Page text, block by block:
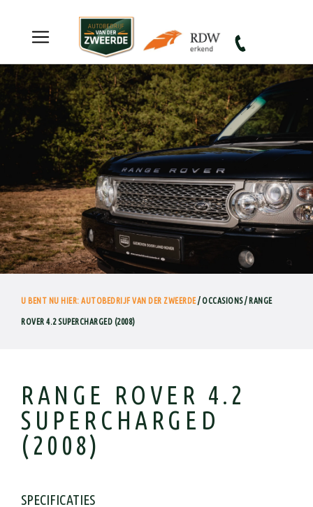
Autobedrijf van der Zweerde
U BENT NU HIER: AUTOBEDRIJF VAN DER ZWEERDE/ OCCASIONS / RANGE
ROVER 4.2 SUPERCHARGED (2008)
RANGE ROVER 4.2
SUPERCHARGED
(2008)
SPECIFICATIES